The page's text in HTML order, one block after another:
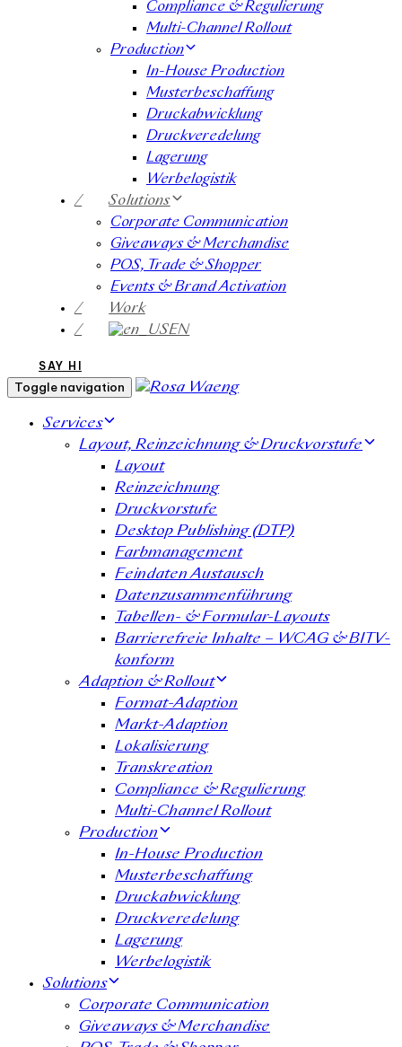
Compliance & Regulierung
Multi-Channel Rollout
Production
In-House Production
Musterbeschaffung
Druckabwicklung
Druckveredelung
Lagerung
Werbelogistik
/
Solutions
Corporate Communication
Giveaways & Merchandise​
POS, Trade & Shopper
Events & Brand Activation
/
Work
/
EN
SAY HI
Toggle navigation
Services
Layout, Reinzeichnung & Druckvorstufe
Layout
Reinzeichnung
Druckvorstufe
Desktop Publishing (DTP)
Farbmanagement
Feindaten Austausch
Datenzusammenführung
Tabellen- & Formular-Layouts
Barrierefreie Inhalte – WCAG & BITV-
konform
Adaption & Rollout
Format-Adaption
Markt-Adaption
Lokalisierung
Transkreation
Compliance & Regulierung
Multi-Channel Rollout
Production
In-House Production
Musterbeschaffung
Druckabwicklung
Druckveredelung
Lagerung
Werbelogistik
Solutions
Corporate Communication
Giveaways & Merchandise​